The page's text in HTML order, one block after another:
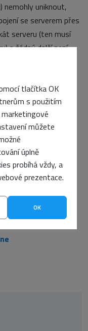
tlačítka OK
s použitím
můžete
úplně
probíhá vždy, a
prezentace.
OK
nemohly uniknout,
se serverem přes
serveru (ten musí
a žádný další není
SSL, cílem bylo
článku,
Jak funguje a co přináší B2B řešení